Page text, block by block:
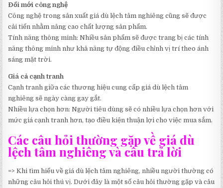
Đổi mới công nghệ
Công nghệ trong sản xuất giá dù lệch tâm nghiêng cũng sẽ được
cải tiến nhằm nâng cao chất lượng sản phẩm.
Tính năng thông minh: Nhiều sản phẩm sẽ được trang bị các tính
năng thông minh như khả năng tự động điều chỉnh vị trí theo ánh
sáng mặt trời.
Giá cả cạnh tranh
Cạnh tranh giữa các thương hiệu cung cấp giá dù lệch tâm
nghiêng sẽ ngày càng gay gắt.
Nhiều lựa chọn hơn: Người tiêu dùng sẽ có nhiều lựa chọn hơn với
mức giá cạnh tranh hơn, tạo điều kiện thuận lợi cho việc mua sắm.
Các câu hỏi thường gặp về giá dù
lệch tâm nghiêng và câu trả lời
=> Khi tìm hiểu về giá dù lệch tâm nghiêng, nhiều người thường có
những câu hỏi thú vị. Dưới đây là một số câu hỏi thường gặp và câu